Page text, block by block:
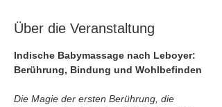
Über die Veranstaltung
Indische Babymassage nach Leboyer:
Berührung, Bindung und Wohlbefinden
Die Magie der ersten Berührung, die